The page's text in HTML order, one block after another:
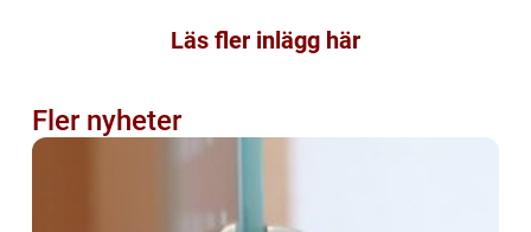
Läs fler inlägg här
Fler nyheter